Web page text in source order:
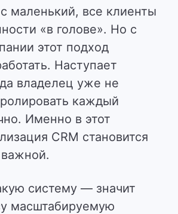
маленький, все клиенты
«в голове». Но с
этот подход
Наступает
владелец уже не
каждый
Именно в этот
CRM становится
систему — значит
масштабируемую